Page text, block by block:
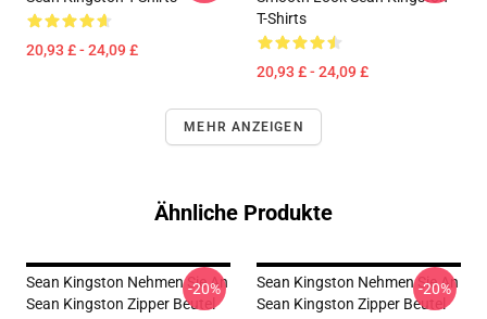
20,93 £ - 24,09 £
T-Shirts
20,93 £ - 24,09 £
MEHR ANZEIGEN
Ähnliche Produkte
Sean Kingston Nehmen Sie An
Sean Kingston Zipper Beutel
-20%
Sean Kingston Nehmen Sie An
Sean Kingston Zipper Beutel
-20%